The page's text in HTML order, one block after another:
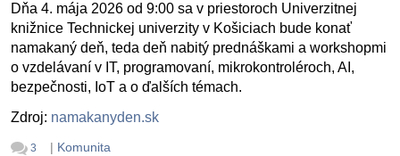
Dňa 4. mája 2026 od 9:00 sa v priestoroch Univerzitnej
knižnice Technickej univerzity v Košiciach bude konať
namakaný deň, teda deň nabitý prednáškami a workshopmi
o vzdelávaní v IT, programovaní, mikrokontroléroch, AI,
bezpečnosti, IoT a o ďalších témach.
Zdroj: namakanyden.sk
3 | Komunita